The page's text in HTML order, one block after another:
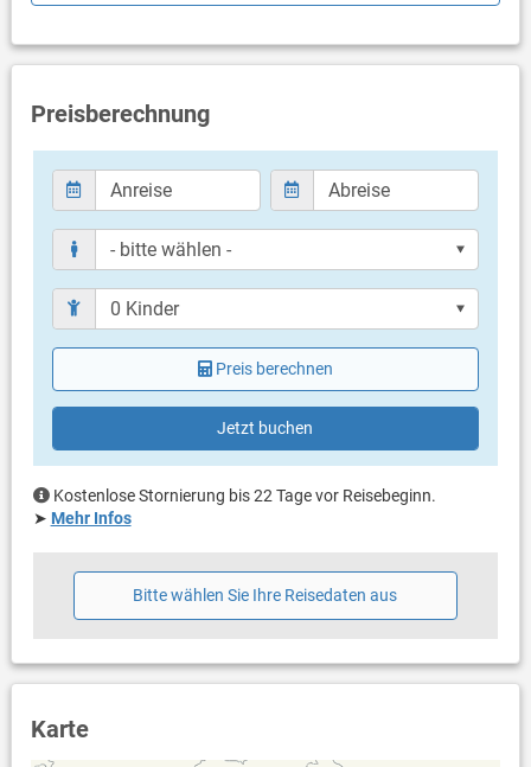
Bad mit WC, Dusche
Balkon & Terrasse
überdacht
Bestuhlung
Terrassengröße: 12 m²
Weitere Informationen
Garten zur Benutzung
Grill mitbringen möglich
Haustier nicht erlaubt
Klimaanlage im Preis inklusive
Eigentümer lebt im gleichen Haus
Bettwäsche vorhanden
Handtücher vorhanden
Internet per WLAN
Preisberechnung
Preis berechnen
Jetzt buchen
Kostenlose Stornierung bis 22 Tage vor Reisebeginn.
➤ Mehr Infos
Bitte wählen Sie Ihre Reisedaten aus
Karte